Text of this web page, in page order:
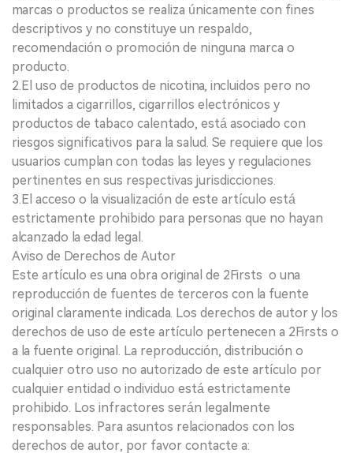
marcas o productos se realiza únicamente con fines
descriptivos y no constituye un respaldo,
recomendación o promoción de ninguna marca o
producto.
2.El uso de productos de nicotina, incluidos pero no
limitados a cigarrillos, cigarrillos electrónicos y
productos de tabaco calentado, está asociado con
riesgos significativos para la salud. Se requiere que los
usuarios cumplan con todas las leyes y regulaciones
pertinentes en sus respectivas jurisdicciones.
3.El acceso o la visualización de este artículo está
estrictamente prohibido para personas que no hayan
alcanzado la edad legal.
Aviso de Derechos de Autor
Este artículo es una obra original de 2Firsts o una
reproducción de fuentes de terceros con la fuente
original claramente indicada. Los derechos de autor y los
derechos de uso de este artículo pertenecen a 2Firsts o
a la fuente original. La reproducción, distribución o
cualquier otro uso no autorizado de este artículo por
cualquier entidad o individuo está estrictamente
prohibido. Los infractores serán legalmente
responsables. Para asuntos relacionados con los
derechos de autor, por favor contacte a: